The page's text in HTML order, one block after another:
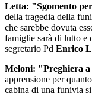
Letta: "Sgomento
della tragedia della
che sarebbe dovuta
famiglie sarà di lutto e
segretario Pd Enrico
Meloni: "Preghiera
apprensione per
cabina di una funivia